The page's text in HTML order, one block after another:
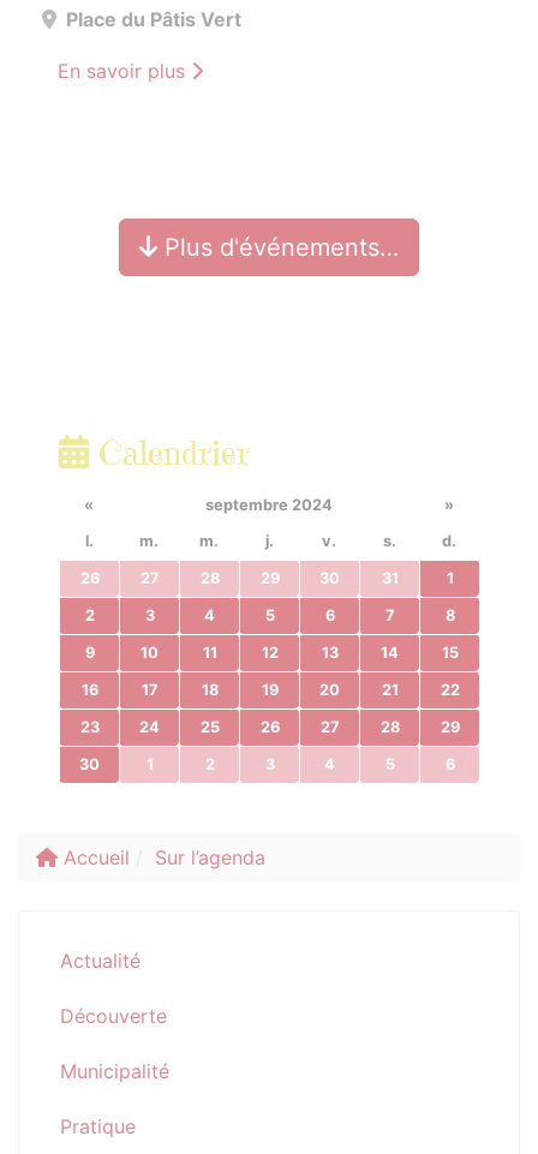
Place du Pâtis Vert
En savoir plus
Plus d'événements…
Calendrier
« septembre 2024
»
l.
m. m. j. v. s. d.
26 27 28 29 30 31 1
2 3 4 5 6 7 8
9 10 11 12 13 14 15
16 17 18 19 20 21 22
23 24 25 26 27 28 29
30 1 2 3 4 5 6
Accueil Sur l’agenda
Actualité
Découverte
Municipalité
Pratique